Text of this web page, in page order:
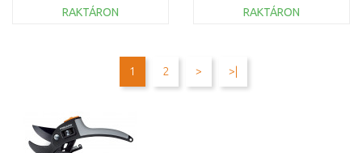
RAKTÁRON
12251-20
RAKTÁRON
Összehasonlítás
1 2 > >|